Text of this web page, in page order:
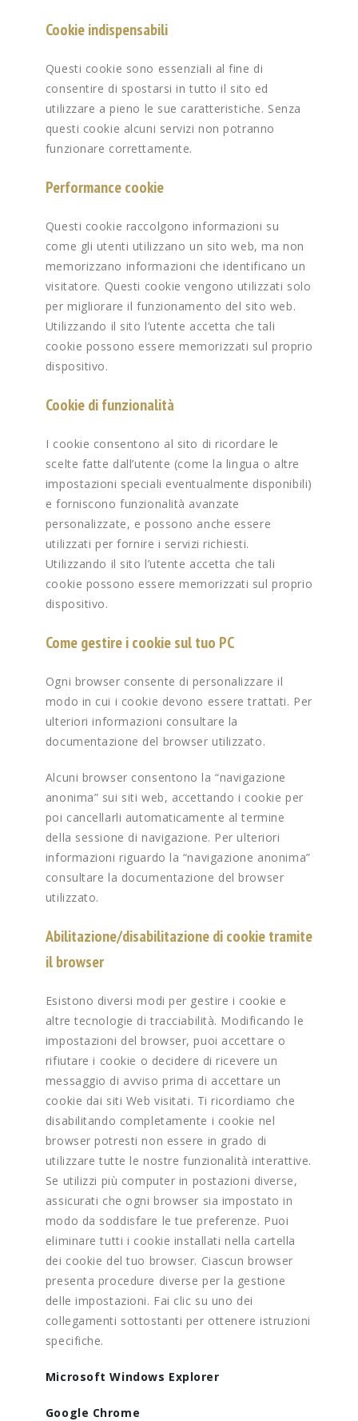
Cookie indispensabili
Questi cookie sono essenziali al fine di
consentire di spostarsi in tutto il sito ed
utilizzare a pieno le sue caratteristiche. Senza
questi cookie alcuni servizi non potranno
funzionare correttamente.
Performance cookie
Questi cookie raccolgono informazioni su
come gli utenti utilizzano un sito web, ma non
memorizzano informazioni che identificano un
visitatore. Questi cookie vengono utilizzati solo
per migliorare il funzionamento del sito web.
Utilizzando il sito l’utente accetta che tali
cookie possono essere memorizzati sul proprio
dispositivo.
Cookie di funzionalità
I cookie consentono al sito di ricordare le
scelte fatte dall’utente (come la lingua o altre
impostazioni speciali eventualmente disponibili)
e forniscono funzionalità avanzate
personalizzate, e possono anche essere
utilizzati per fornire i servizi richiesti.
Utilizzando il sito l’utente accetta che tali
cookie possono essere memorizzati sul proprio
dispositivo.
Come gestire i cookie sul tuo PC
Ogni browser consente di personalizzare il
modo in cui i cookie devono essere trattati. Per
ulteriori informazioni consultare la
documentazione del browser utilizzato.
Alcuni browser consentono la “navigazione
anonima” sui siti web, accettando i cookie per
poi cancellarli automaticamente al termine
della sessione di navigazione. Per ulteriori
informazioni riguardo la “navigazione anonima”
consultare la documentazione del browser
utilizzato.
Abilitazione/disabilitazione di cookie tramite
il browser
Esistono diversi modi per gestire i cookie e
altre tecnologie di tracciabilità. Modificando le
impostazioni del browser, puoi accettare o
rifiutare i cookie o decidere di ricevere un
messaggio di avviso prima di accettare un
cookie dai siti Web visitati. Ti ricordiamo che
disabilitando completamente i cookie nel
browser potresti non essere in grado di
utilizzare tutte le nostre funzionalità interattive.
Se utilizzi più computer in postazioni diverse,
assicurati che ogni browser sia impostato in
modo da soddisfare le tue preferenze. Puoi
eliminare tutti i cookie installati nella cartella
dei cookie del tuo browser. Ciascun browser
presenta procedure diverse per la gestione
delle impostazioni. Fai clic su uno dei
collegamenti sottostanti per ottenere istruzioni
specifiche.
Microsoft Windows Explorer
Google Chrome